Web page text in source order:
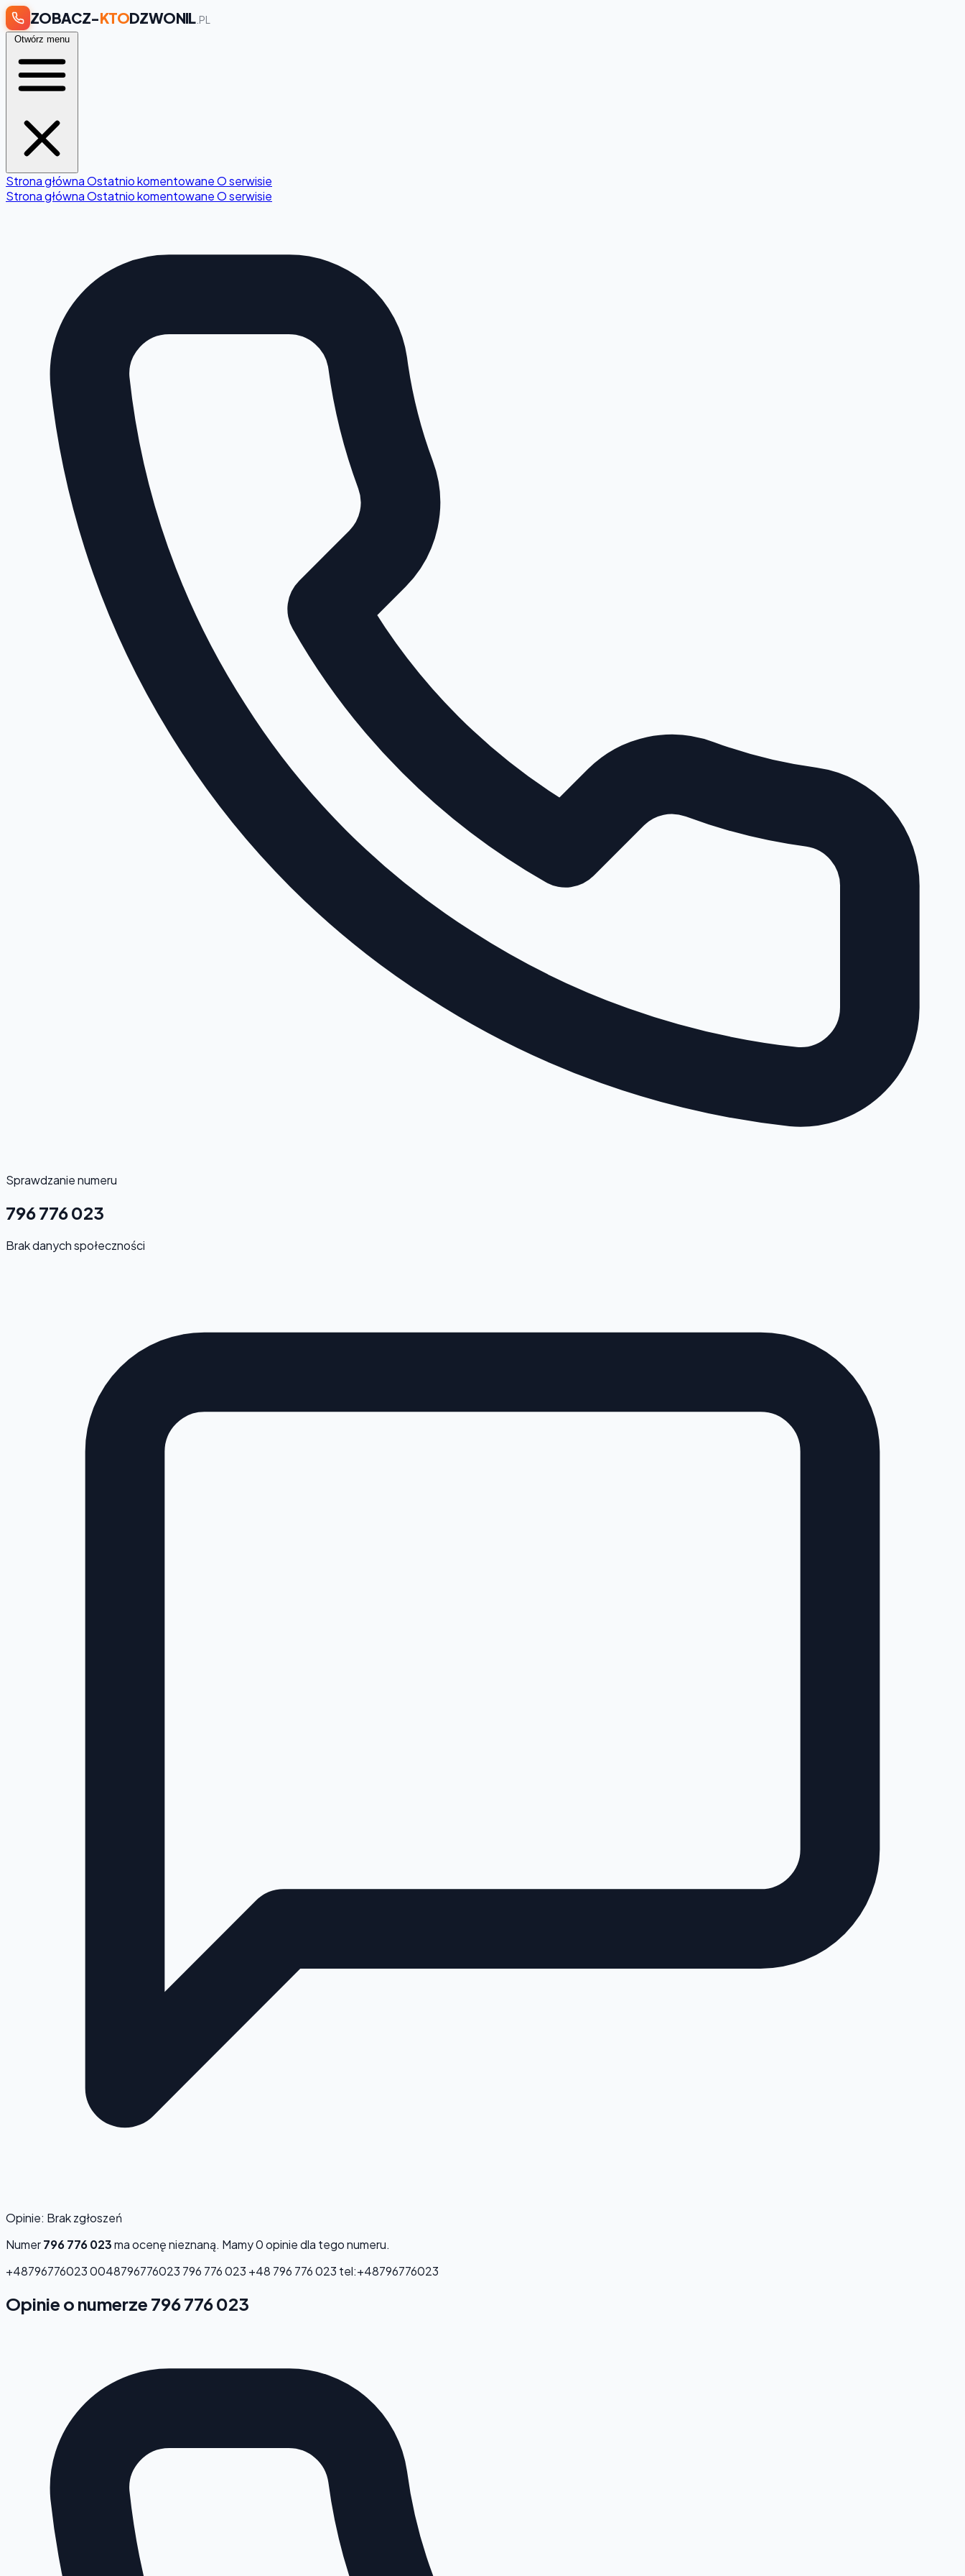
ZOBACZ-KTODZWONIL.PL
Otwórz menu
Strona głównaOstatnio komentowaneO serwisie
Strona głównaOstatnio komentowaneO serwisie
Sprawdzanie numeru
796 776 023
Brak danych społeczności
Opinie: Brak zgłoszeń
Numer796 776 023ma ocenęnieznaną. Mamy 0 opinie dla tego numeru.
+487967760230048796776023 796 776 023 +48 796 776 023 tel:+48796776023
Opinie o numerze 796 776 023